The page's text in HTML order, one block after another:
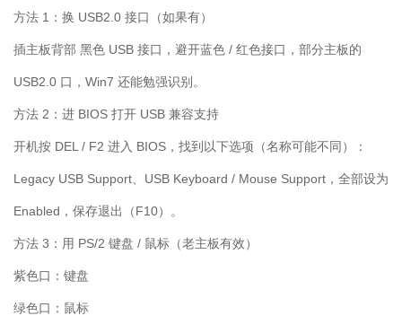
方法 1 ：换 USB2.0 接口（如果有）
插主板背部 黑色 USB 接口，避开蓝色 / 红色接口，部分主板的
USB2.0 口， Win7 还能勉强识别。
方法 2 ：进 BIOS 打开 USB 兼容支持
开机按 DEL / F2 进入 BIOS ，找到以下选项（名称可能不同）：
Legacy USB Support USB Keyboard / Mouse Support ，全部设为
Enabled ，保存退出（F10）。
方法 3 ：用 PS/2 键盘 / 鼠标（老主板有效）
紫色口：键盘
绿色口：鼠标